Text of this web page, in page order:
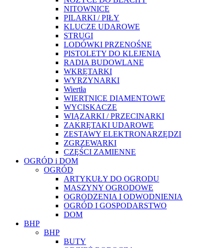
NITOWNICE
PILARKI / PIŁY
KLUCZE UDAROWE
STRUGI
LODÓWKI PRZENOŚNE
PISTOLETY DO KLEJENIA
RADIA BUDOWLANE
WKRĘTARKI
WYRZYNARKI
Wiertła
WIERTNICE DIAMENTOWE
WYCISKACZE
WIĄZARKI / PRZECINARKI
ZAKRĘTAKI UDAROWE
ZESTAWY ELEKTRONARZĘDZI
ZGRZEWARKI
CZĘŚCI ZAMIENNE
OGRÓD i DOM
OGRÓD
ARTYKUŁY DO OGRODU
MASZYNY OGRODOWE
OGRODZENIA I ODWODNIENIA
OGRÓD I GOSPODARSTWO
DOM
BHP
BHP
BUTY